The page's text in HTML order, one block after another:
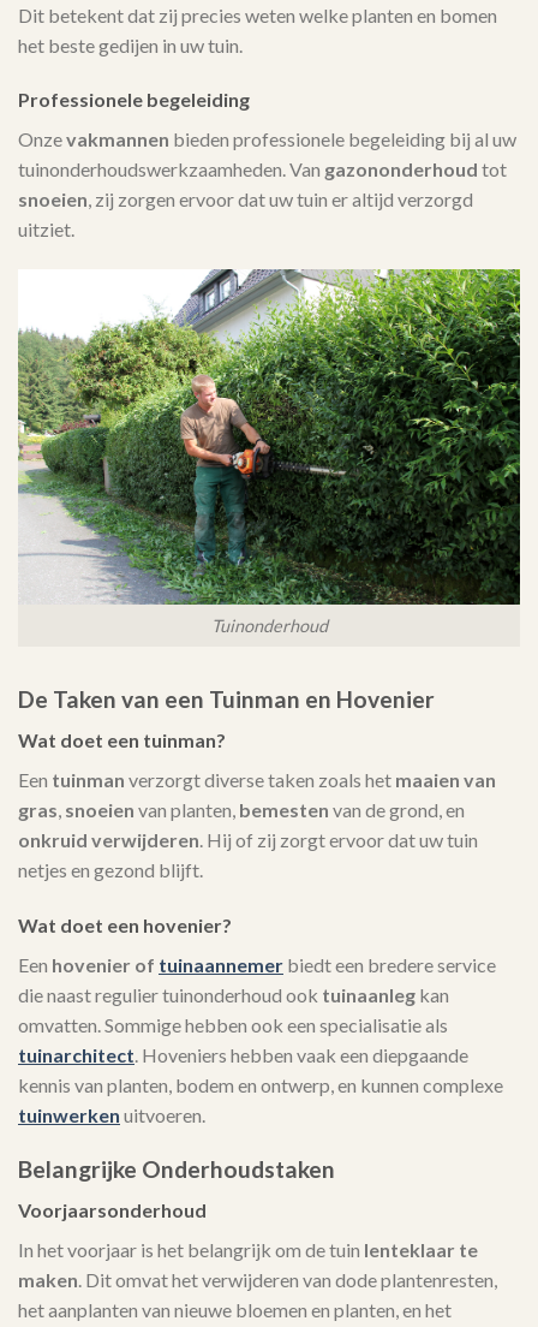
Dit betekent dat zij precies weten welke planten en bomen
het beste gedijen in uw tuin.
Professionele begeleiding
Onzevakmannen bieden professionele begeleiding bij al uw
tuinonderhoudswerkzaamheden. Van gazononderhoud tot
snoeien, zij zorgen ervoor dat uw tuin er altijd verzorgd
uitziet.
Tuinonderhoud
De Taken van een Tuinman en Hovenier
Wat doet een tuinman?
Een tuinman verzorgt diverse taken zoals het maaien van
gras, snoeien van planten, bemesten van de grond, en
onkruid verwijderen. Hij of zij zorgt ervoor dat uw tuin
netjes en gezond blijft.
Wat doet een hovenier?
Een hovenier of tuinaannemer biedt een bredere service
die naast regulier tuinonderhoud ook tuinaanleg kan
omvatten. Sommige hebben ook een specialisatie als
tuinarchitect. Hoveniers hebben vaak een diepgaande
kennis van planten, bodem en ontwerp, en kunnen complexe
tuinwerken uitvoeren.
Belangrijke Onderhoudstaken
Voorjaarsonderhoud
In het voorjaar is het belangrijk om de tuin lenteklaar te
maken. Dit omvat het verwijderen van dode plantenresten,
het aanplanten van nieuwe bloemen en planten, en het